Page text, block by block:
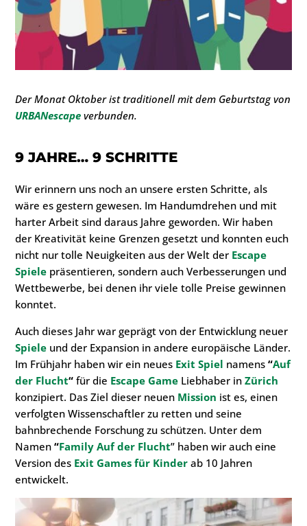
Der Monat Oktober ist traditionell mit dem Geburtstag von
URBANescapeverbunden.
9 JAHRE… 9 SCHRITTE
Wir erinnern uns noch an unsere ersten Schritte, als
wäre es gestern gewesen. Im Handumdrehen und mit
harter Arbeit sind daraus Jahre geworden. Wir haben
der Kreativität keine Grenzen gesetzt und konnten euch
nicht nur tolle Neuigkeiten aus der Welt der Escape
Spiele präsentieren, sondern auch Verbesserungen und
Wettbewerbe, bei denen ihr viele tolle Preise gewinnen
konntet.
Auch dieses Jahr war geprägt von der Entwicklung neuer
Spiele und der Expansion in andere europäische Länder.
Im Frühjahr haben wir ein neues Exit Spiel namens“Auf
der Flucht“ für die Escape Game Liebhaber in Zürich
konzipiert. Das Ziel dieser neuen Mission ist es, einen
verfolgten Wissenschaftler zu retten und seine
bahnbrechende Forschung zu schützen. Unter dem
Namen“Family Auf der Flucht” haben wir auch eine
Version des Exit Games für Kinder ab 10 Jahren
entwickelt.